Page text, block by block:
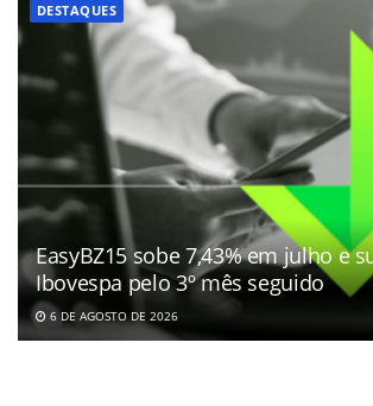
DESTAQUES
EasyBZ15 sobe 7,43% em julho e
Ibovespa pelo 3º mês seguido
6 DE AGOSTO DE 2026